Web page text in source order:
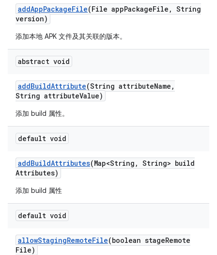
addAppPackageFile(File appPackageFile , String
version)
添加本地 APK 文件及其关联的版本。
abstract void
addBuildAttribute(String attributeName ,
String attributeValue)
添加 build 属性。
default void
addBuildAttributes(Map<String , String> build
Attributes)
添加 build 属性
default void
allowStagingRemoteFile(boolean stageRemote
File)